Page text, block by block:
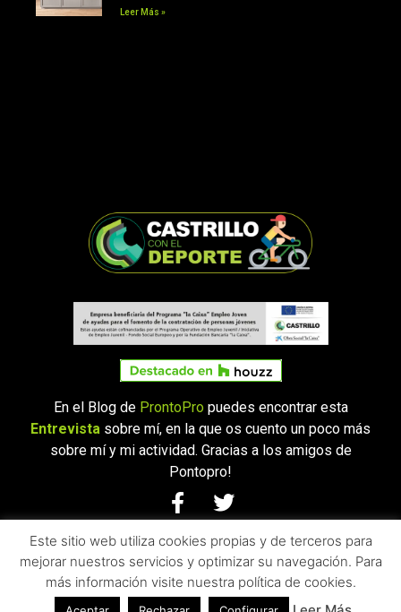
Leer Más »
En el Blog de ProntoPro puedes encontrar esta
Entrevista sobre mí, en la que os cuento un poco más
sobre mí y mi actividad. Gracias a los amigos de
Pontopro!
© 2021 CASTRILLO.
TODOS LOS DERECHOS RESERVADOS -
AVISO LEGAL
POLÍTICA DE PRIVACIDAD |POLÍTICA SOBRE EL
USO DE COOKIES
Este sitio web utiliza cookies propias y de terceros para
mejorar nuestros servicios y optimizar su navegación. Para
más información visite nuestra política de cookies.